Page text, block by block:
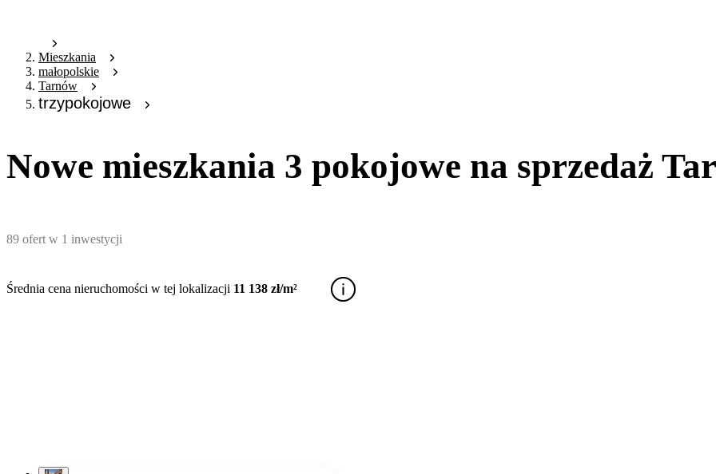
Mieszkania
małopolskie
Tarnów
trzypokojowe
Nowe mieszkania 3 pokojowe na sprzedaż
89 ofert w 1 inwestycji
Średnia cena nieruchomości w tej lokalizacji 11 138 zł/m²